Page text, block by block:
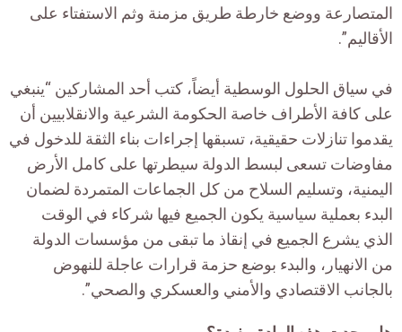
المتصارعة ووضع خارطة طريق مزمنة وثم الاستفتاء على
الأقاليم”.
في سياق الحلول الوسطية أيضاً، كتب أحد المشاركين “ينبغي
على كافة الأطراف خاصة الحكومة الشرعية والانقلابيين أن
يقدموا تنازلات حقيقية، تسبقها إجراءات بناء الثقة للدخول في
مفاوضات تسعى لبسط الدولة سيطرتها على كامل الأرض
اليمنية، وتسليم السلاح من كل الجماعات المتمردة لضمان
البدء بعملية سياسية يكون الجميع فيها شركاء في الوقت
الذي يشرع الجميع في إنقاذ ما تبقى من مؤسسات الدولة
من الانهيار، والبدء بوضع حزمة قرارات عاجلة للنهوض
بالجانب الاقتصادي والأمني والعسكري والصحي”.